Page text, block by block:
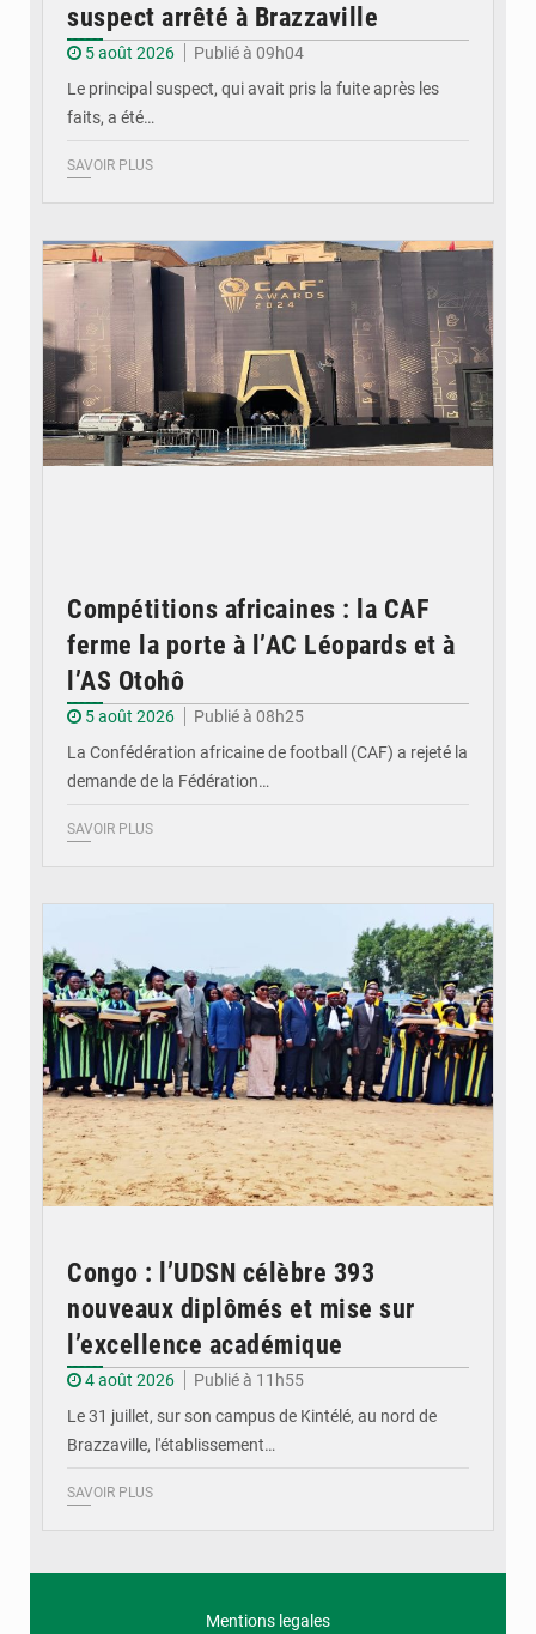
suspect arrêté à Brazzaville
5 août 2026
Publié à 09h04
Le principal suspect, qui avait pris la fuite après les
faits, a été…
SAVOIR PLUS
Compétitions africaines : la CAF
ferme la porte à l’AC Léopards et à
l’AS Otohô
5 août 2026
Publié à 08h25
La Confédération africaine de football (CAF) a rejeté la
demande de la Fédération…
SAVOIR PLUS
Congo : l’UDSN célèbre 393
nouveaux diplômés et mise sur
l’excellence académique
4 août 2026
Publié à 11h55
Le 31 juillet, sur son campus de Kintélé, au nord de
Brazzaville, l'établissement…
SAVOIR PLUS
Mentions legales